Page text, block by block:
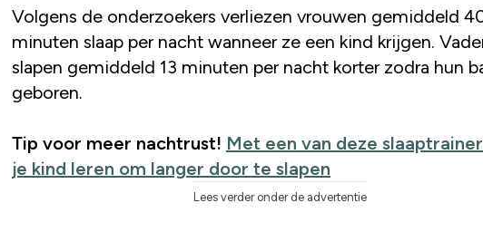
Volgens de onderzoekers verliezen vrouwen gemiddeld
minuten slaap per nacht wanneer ze een kind krijgen.
slapen gemiddeld 13 minuten per nacht korter zodra hun
geboren.
Tip voor meer nachtrust! Met een van deze
je kind leren om langer door te slapen
Lees verder onder de advertentie